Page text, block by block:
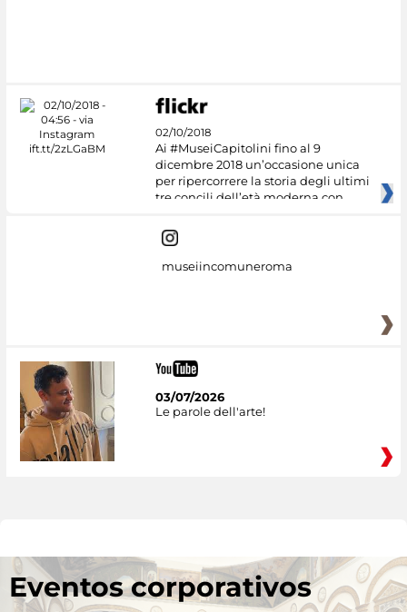
02/10/2018
Ai #MuseiCapitolini fino al 9
dicembre 2018 un’occasione unica
per ripercorrere la storia degli ultimi
tre concili dell’età moderna con
museiincomuneroma
03/07/2026
Le parole dell'arte!
Eventos corporativos